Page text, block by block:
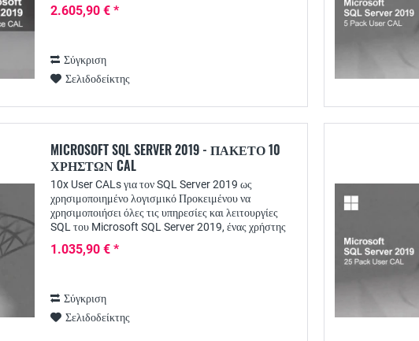
-...
2.605,90 € *
Σύγκριση
Σελιδοδείκτης
MICROSOFT SQL SERVER 2019 - ΠΑΚΈΤΟ 10
ΧΡΗΣΤΏΝ CAL
10x User CALs για τον SQL Server 2019 ως
χρησιμοποιημένο λογισμικό Προκειμένου να
χρησιμοποιήσει όλες τις υπηρεσίες και λειτουργίες
SQL του Microsoft SQL Server 2019, ένας χρήστης
SQL...
1.035,90 € *
Σύγκριση
Σελιδοδείκτης